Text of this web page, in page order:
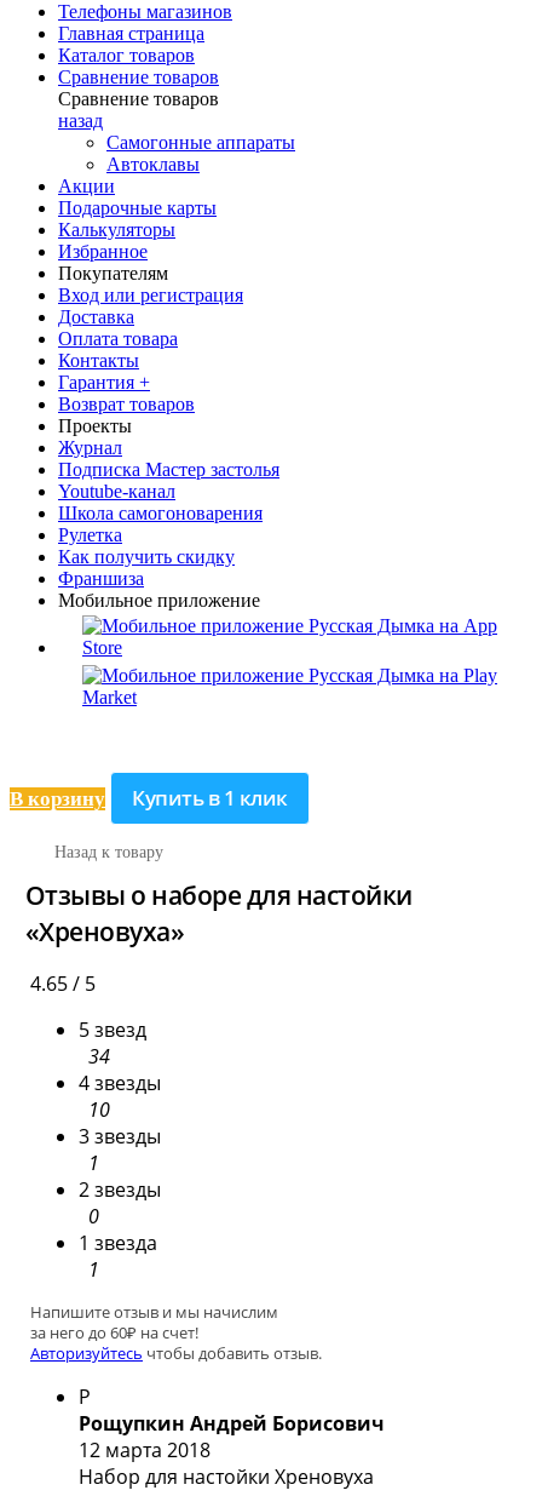
Телефоны магазинов
Главная страница
Каталог товаров
Сравнение товаров
Сравнение товаров
назад
Самогонные аппараты
Автоклавы
Акции
Подарочные карты
Калькуляторы
Избранное
Покупателям
Вход или регистрация
Доставка
Оплата товара
Контакты
Гарантия +
Возврат товаров
Проекты
Журнал
Подписка Мастер застолья
Youtube-канал
Школа самогоноварения
Рулетка
Как получить скидку
Франшиза
Мобильное приложение
В корзину Купить в 1 клик
Назад к товару
Отзывы о наборе для настойки
«Хреновуха»
4.65 / 5
5 звезд
34
4 звезды
10
3 звезды
1
2 звезды
0
1 звезда
1
Напишите отзыв и мы начислим
за него до 60₽ на счет!
Авторизуйтесь чтобы добавить отзыв.
Р
Рощупкин Андрей Борисович
12 марта 2018
Набор для настойки Хреновуха